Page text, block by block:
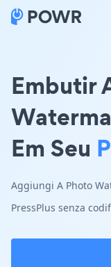
Embutir
Em Seu
Aggiungi A Photo
PressPlus senza